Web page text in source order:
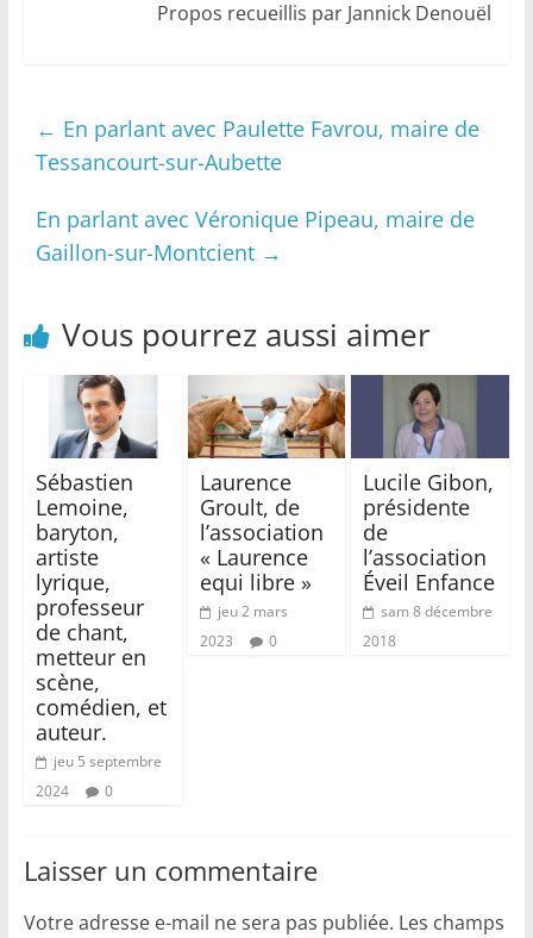
Propos recueillis par Jannick Denouël
← En parlant avec Paulette Favrou, maire de
Tessancourt-sur-Aubette
En parlant avec Véronique Pipeau, maire de
Gaillon-sur-Montcient →
Vous pourrez aussi aimer
Sébastien
Lemoine,
baryton,
artiste
lyrique,
professeur
de chant,
metteur en
scène,
comédien, et
auteur.
jeu 5 septembre
2024
0
Laurence
Groult, de
l’association
« Laurence
equi libre »
jeu 2 mars
2023
0
Lucile Gibon,
présidente
de
l’association
Éveil Enfance
sam 8 décembre
2018
Laisser un commentaire
Votre adresse e-mail ne sera pas publiée. Les champs